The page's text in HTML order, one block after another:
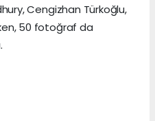
Cengizhan Türkoğlu,
50 fotoğraf da